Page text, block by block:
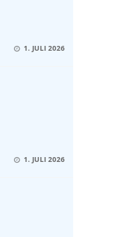
1. JULI 2026
1. JULI 2026